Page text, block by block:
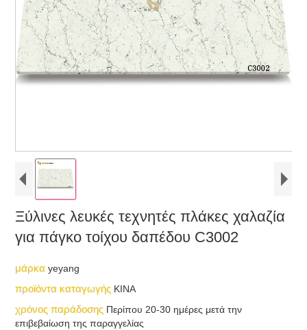
Ξύλινες λευκές τεχνητές πλάκες χαλαζία
για πάγκο τοίχου δαπέδου C3002
μάρκαyeyang
προϊόντα καταγωγής ΚΙΝΑ
χρόνος παράδοσης Περίπου 20-30 ημέρες μετά την
επιβεβαίωση της παραγγελίας